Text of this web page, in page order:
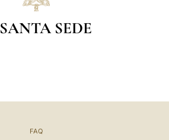
SANTA SEDE
FAQ